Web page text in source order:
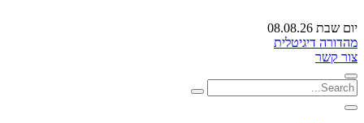
יום שבת 08.08.26
מהדורה דיגיטלית
צור קשר